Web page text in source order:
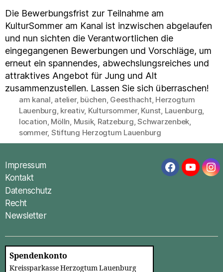
Die Bewerbungsfrist zur Teilnahme am
KulturSommer am Kanal ist inzwischen abgelaufen
und nun sichten die Verantwortlichen die
eingegangenen Bewerbungen und Vorschläge, um
erneut ein spannendes, abwechslungsreiches und
attraktives Angebot für Jung und Alt
zusammenzustellen. Lassen Sie sich überraschen!
Schlagwörter
am kanal, atelier, büchen, Geesthacht, Herzogtum
Lauenburg, kreativ, Kultursommer, Kunst, Lauenburg,
location, Mölln, Musik, Ratzeburg,Schwarzenbek,
sommer, Stiftung Herzogtum Lauenburg
Impressum
Kontakt
Datenschutz
Recht
Newsletter
Facebook
Spendenkonto
Kreissparkasse Herzogtum Lauenburg